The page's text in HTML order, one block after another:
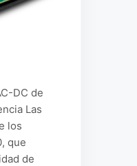
DC de
Las
los
que
de